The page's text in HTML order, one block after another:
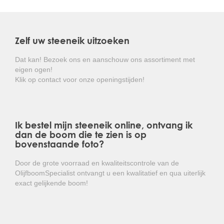
De steeneik is goed winterhard en hoeft niet beschermd
Kortom: een prachtige groenblijvende boom die de
inkijk in de tuin op een elegante manier opheft!
Zelf uw steeneik uitzoeken
Dat kan! Bezoek ons en aanschouw ons assortiment met
eigen ogen!
Klik op contact voor onze openingstijden!
Ik bestel mijn steeneik online, ontvang ik
dan de boom die te zien is op
bovenstaande foto?
Door de grote voorraad en kwaliteitscontrole van de
OlijfboomSpecialist ontvangt u een kwalitatief en qua uiterlijk
exact gelijkende boom!